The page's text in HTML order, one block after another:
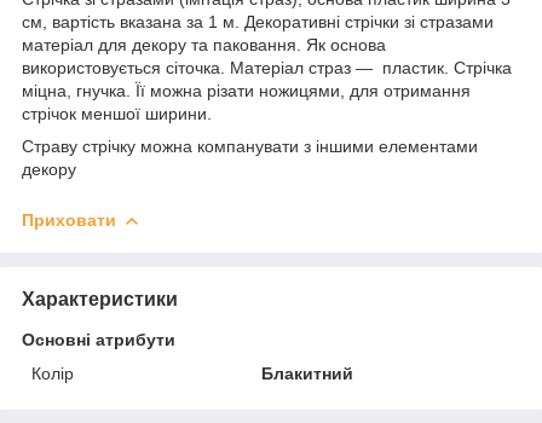
см, вартість вказана за 1 м. Декоративні стрічки зі стразами
матеріал для декору та паковання. Як основа
використовується сіточка. Матеріал страз — пластик. Стрічка
міцна, гнучка. Її можна різати ножицями, для отримання
стрічок меншої ширини.
Страву стрічку можна компанувати з іншими елементами
декору
Приховати
Характеристики
Основні атрибути
Колір
Блакитний